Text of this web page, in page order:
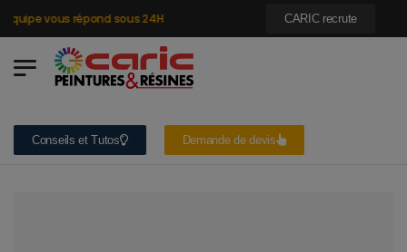
vous répond sous 24H CARIC recrute
Conseils et Tutos Demande de devis